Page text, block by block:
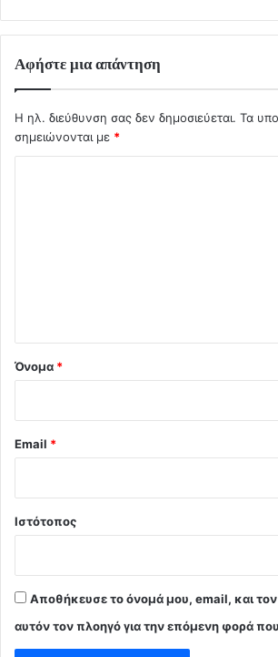
Αφήστε μια απάντηση
Η ηλ. διεύθυνση σας δεν δημοσιεύεται. Τα
σημειώνονται με *
Όνομα *
Email *
Ιστότοπος
Αποθήκευσε το όνομά μου, email, και
αυτόν τον πλοηγό για την επόμενη φορά